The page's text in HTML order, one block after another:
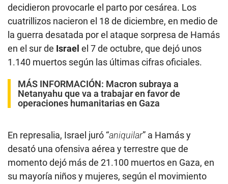
decidieron provocarle el parto por cesárea. Los
cuatrillizos nacieron el 18 de diciembre, en medio de
la guerra desatada por el ataque sorpresa de Hamás
en el sur de Israel el 7 de octubre, que dejó unos
1.140 muertos según las últimas cifras oficiales.
MÁS INFORMACIÓN: Macron subraya a
Netanyahu que va a trabajar en favor de
operaciones humanitarias en Gaza
En represalia, Israel juró “aniquilar” a Hamás y
desató una ofensiva aérea y terrestre que de
momento dejó más de 21.100 muertos en Gaza, en
su mayoría niños y mujeres, según el movimiento